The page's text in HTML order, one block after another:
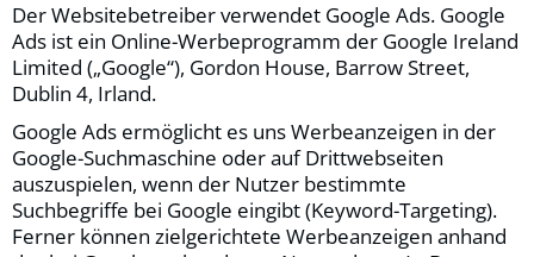
Der Websitebetreiber verwendet Google Ads. Google
Ads ist ein Online-Werbeprogramm der Google Ireland
Limited („Google“), Gordon House, Barrow Street,
Dublin 4, Irland.
Google Ads ermöglicht es uns Werbeanzeigen in der
Google-Suchmaschine oder auf Drittwebseiten
auszuspielen, wenn der Nutzer bestimmte
Suchbegriffe bei Google eingibt (Keyword-Targeting).
Ferner können zielgerichtete Werbeanzeigen anhand